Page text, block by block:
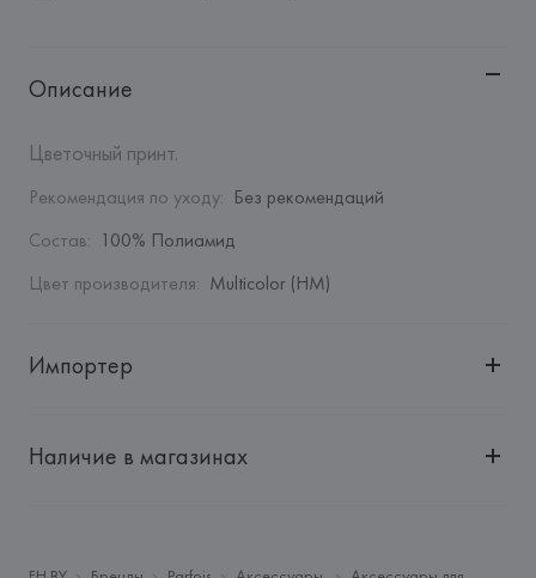
Описание
Цветочный принт.
Рекомендация по уходу: Без рекомендаций
Состав: 100% Полиамид
Цвет производителя: Multicolor (HM)
Импортер
"БелВиринея"
Наличие в магазинах